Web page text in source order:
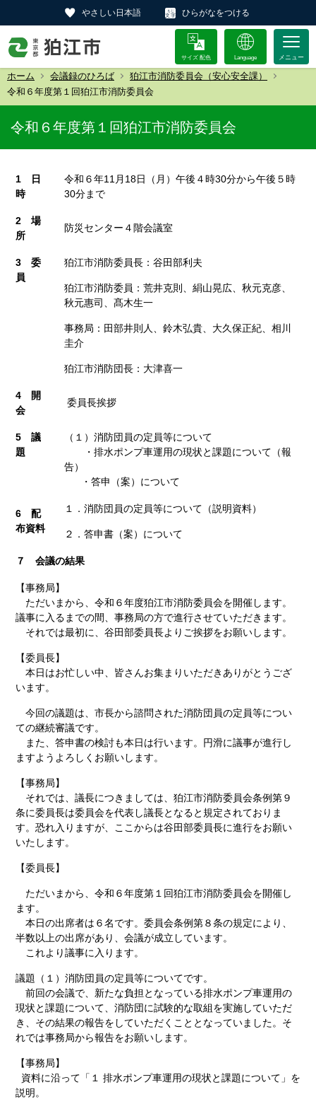
やさしい日本語 ひらがなをつける
サイズ 配色 Language
ホーム 会議録のひろば
狛江市消防委員会（安心安全課）
令和６年度第１回狛江市消防委員会
令和６年度第１回狛江市消防委員会
1 日
時
令和６年11月18日（月）午後４時30分から午後５時
30分まで
2 場
所
防災センター４階会議室
3 委
員
狛江市消防委員長：谷田部利夫
狛江市消防委員：荒井克則、絹山晃広、秋元克彦、
秋元惠司、髙木生一
事務局：田部井則人、鈴木弘貴、大久保正紀、相川
圭介
狛江市消防団長：大津喜一
4 開
会
委員長挨拶
5 議
題
（１）消防団員の定員等について
・排水ポンプ車運用の現状と課題について（報
告）
・答申（案）について
6 配
布資料
１．消防団員の定員等について（説明資料）
２．答申書（案）について
７ 会議の結果
【事務局】
ただいまから、令和６年度狛江市消防委員会を開催します。
議事に入るまでの間、事務局の方で進行させていただきます。
それでは最初に、谷田部委員長よりご挨拶をお願いします。
【委員長】
本日はお忙しい中、皆さんお集まりいただきありがとうござ
います。
今回の議題は、市長から諮問された消防団員の定員等につい
ての継続審議です。
また、答申書の検討も本日は行います。円滑に議事が進行し
ますようよろしくお願いします。
【事務局】
それでは、議長につきましては、狛江市消防委員会条例第９
条に委員長は委員会を代表し議長となると規定されておりま
す。恐れ入りますが、ここからは谷田部委員長に進行をお願い
いたします。
【委員長】
ただいまから、令和６年度第１回狛江市消防委員会を開催し
ます。
本日の出席者は６名です。委員会条例第８条の規定により、
半数以上の出席があり、会議が成立しています。
これより議事に入ります。
議題（１）消防団員の定員等についてです。
前回の会議で、新たな負担となっている排水ポンプ車運用の
現状と課題について、消防団に試験的な取組を実施していただ
き、その結果の報告をしていただくこととなっていました。そ
れでは事務局から報告をお願いします。
【事務局】
資料に沿って「１ 排水ポンプ車運用の現状と課題について」を
説明。